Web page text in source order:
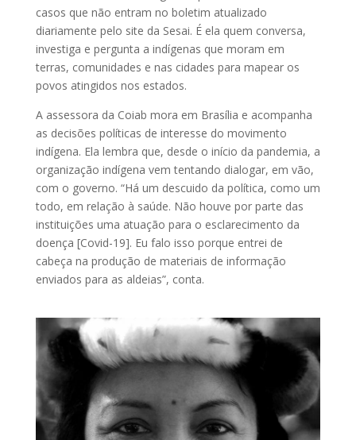
casos que não entram no boletim atualizado
diariamente pelo site da Sesai. É ela quem conversa,
investiga e pergunta a indígenas que moram em
terras, comunidades e nas cidades para mapear os
povos atingidos nos estados.
A assessora da Coiab mora em Brasília e acompanha
as decisões políticas de interesse do movimento
indígena. Ela lembra que, desde o início da pandemia, a
organização indígena vem tentando dialogar, em vão,
com o governo. “Há um descuido da política, como um
todo, em relação à saúde. Não houve por parte das
instituições uma atuação para o esclarecimento da
doença [Covid-19]. Eu falo isso porque entrei de
cabeça na produção de materiais de informação
enviados para as aldeias”, conta.